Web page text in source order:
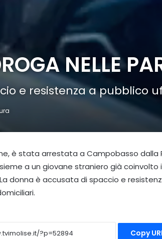
NELLE
e resistenza a pubblico
è stata arrestata a Campobasso dalla
a un giovane straniero già
donna è accusata di spaccio e
Copy